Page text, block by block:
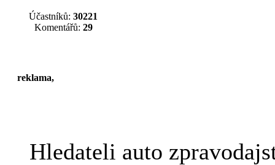
Účastníků: 30221
Komentářů: 29
reklama,
Hledateli auto